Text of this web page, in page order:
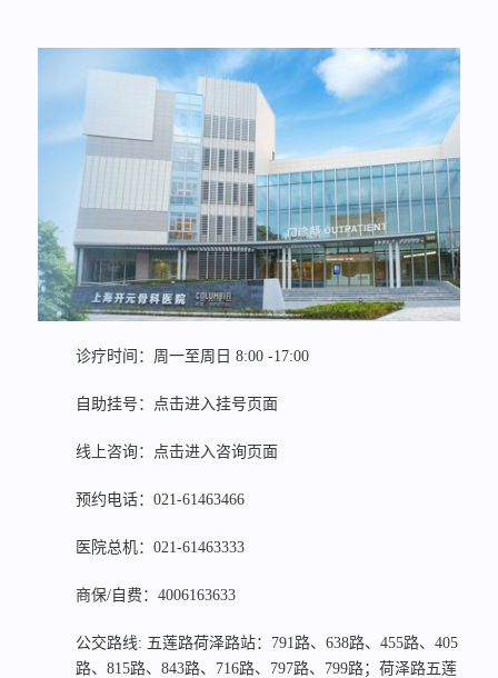
诊疗时间：周一至周日 8:00 -17:00
自助挂号： 点击进入挂号页面
线上咨询： 点击进入咨询页面
预约电话： 021-61463466
医院总机： 021-61463333
商保/自费： 4006163633
公交路线: 五莲路荷泽路站：791路、638路、455路、405
路、815路、843路、716路、797路、799路；荷泽路五莲